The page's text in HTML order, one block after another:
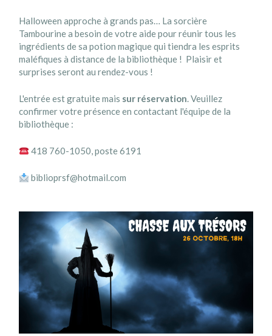
Halloween approche à grands pas… La sorcière
Tambourine a besoin de votre aide pour réunir tous les
ingrédients de sa potion magique qui tiendra les esprits
maléfiques à distance de la bibliothèque ! Plaisir et
surprises seront au rendez-vous !
L'entrée est gratuite mais sur réservation. Veuillez
confirmer votre présence en contactant l'équipe de la
bibliothèque :
418 760-1050, poste 6191
biblioprsf@hotmail.com